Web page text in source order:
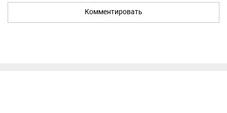
Комментировать